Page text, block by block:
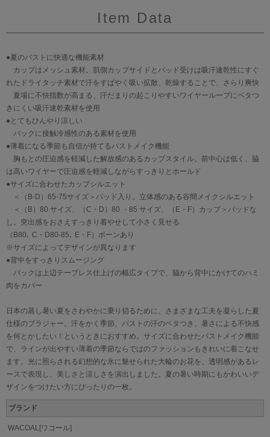
Item Data
●夏のバストに快適な機能素材
カップはメッシュ素材。肌側カップサイドとパッド受けは吸汗速乾性にすぐ
れたドライタッチ素材で汗をすばやく吸い拡散、乾燥することで、さらり爽快
夏場に不快指数が高まる、汗だまりの起こりやすいワイヤーループにベタつ
きにくい吸汗速乾素材を使用
●とてもひんやり涼しい
バックに接触冷感性のある素材を使用
●薄着になる季節も自信が持てるバストメイク機能
胸もとの圧迫感を軽減した解放感のあるカップスタイル。前中心は低く、脇
は高いワイヤーで圧迫感を軽減しながらすっきりとホールド
●サイズに合わせたカップシルエット
＜（B-D）65-75サイズ＞パッド入り。立体感のある谷間メイクシルエット
＜（B）80 サイズ、（C・D）80 ・85 サイズ、（E・F）カップ＞パッドな
し。突出感をおさえすっきり着やせして小さく見せる
（B80､ C・D80-85､ E・F）ボーンあり
※サイズによってデザインが異なります
●背中をすっきりスムージング
バックは上辺テープレス仕上げの幅広タイプで、脇から背中にかけてのハミ
肉をカバー
日本の蒸し暑い夏をさわやかに乗り切るために、さまざまな工夫を凝らした夏
仕様のブラジャー。汗をかく季節、バストの汗のベタつき、暑さによる不快感
を何とかしたい！というときにおすすめ。サイズに合わせたバストメイク機能
で、ラインが出やすい薄着の季節ならではのファッションもきれいに着こなせ
ます。光に照らされる幻想的な氷に魅せられた大輪のお花を、透明感があるレ
ースで表現し、美しさと涼しさを演出しました。夏の暑い時期にもかわいいデ
ザインをつけたい方にぴったりの一枚。
ブランド
WACOAL[ワコール]